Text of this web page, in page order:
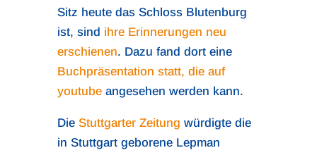
Sitz heute das Schloss Blutenburg
ist, sind ihre Erinnerungen neu
erschienen. Dazu fand dort eine
Buchpräsentation statt, die auf
youtubeangesehen werden kann.
Die Stuttgarter Zeitung würdigte die
in Stuttgart geborene Lepman